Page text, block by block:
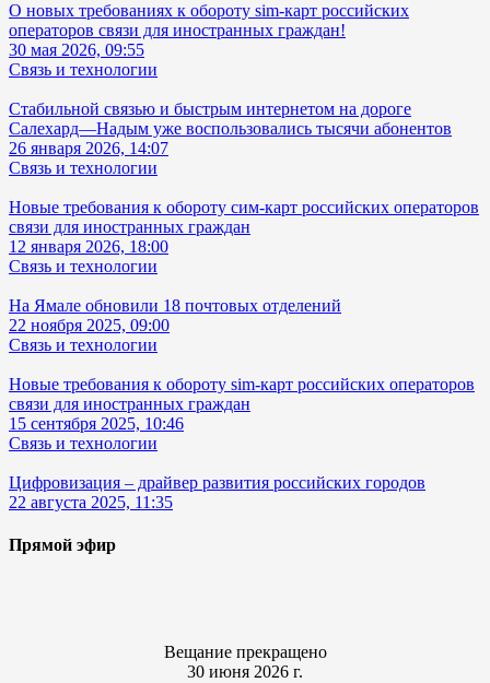
О новых требованиях к обороту sim-карт российских
операторов связи для иностранных граждан!
30 мая 2026, 09:55
Связь и технологии
Стабильной связью и быстрым интернетом на дороге
Салехард—Надым уже воспользовались тысячи абонентов
26 января 2026, 14:07
Связь и технологии
Новые требования к обороту сим-карт российских операторов
связи для иностранных граждан
12 января 2026, 18:00
Связь и технологии
На Ямале обновили 18 почтовых отделений
22 ноября 2025, 09:00
Связь и технологии
Новые требования к обороту sim-карт российских операторов
связи для иностранных граждан
15 сентября 2025, 10:46
Связь и технологии
Цифровизация – драйвер развития российских городов
22 августа 2025, 11:35
Прямой эфир
Вещание прекращено
30 июня 2026 г.